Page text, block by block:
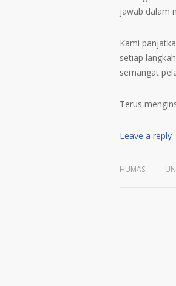
jawab dalam
Kami
setiap
semangat
Terus
Leave a reply
HUMAS